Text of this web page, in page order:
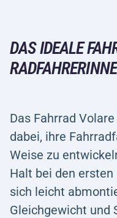
DAS IDEALE
Das Fahrrad
dabei, ihre
Weise zu
Halt bei den
sich leicht
Gleichgewicht und